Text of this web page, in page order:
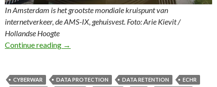
In Amsterdam is het grootste mondiale kruispunt van
internetverkeer, de AMS-IX, gehuisvest. Foto: Arie Kievit /
Hollandse Hoogte
Continue reading 50e FD Column: Intensievere samenwerking
→
CYBERWAR DATA PROTECTION DATA RETENTION
ECHR